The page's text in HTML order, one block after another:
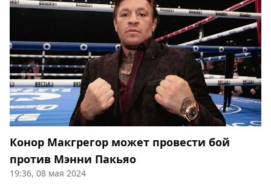
Конор Макгрегор может провести бой
против Мэнни Пакьяо
19:36, 08 мая 2024